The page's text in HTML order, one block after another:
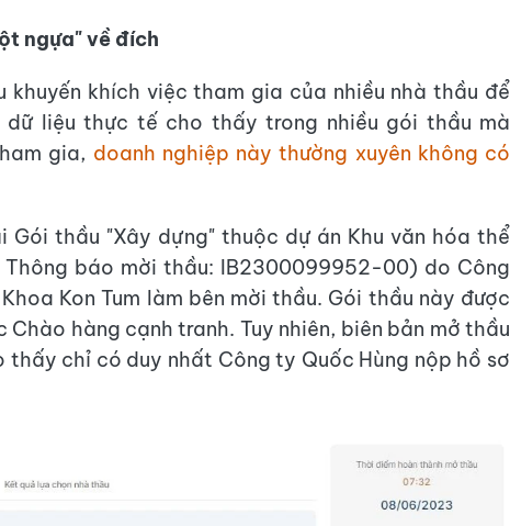
ngựa" về đích
khuyến khích việc tham gia của nhiều nhà thầu để
liệu thực tế cho thấy trong nhiều gói thầu mà
gia, doanh nghiệp này thường xuyên không có
Gói thầu "Xây dựng" thuộc dự án Khu văn hóa thể
báo mời thầu: IB2300099952-00) do Công
Kon Tum làm bên mời thầu. Gói thầu này được
hàng cạnh tranh. Tuy nhiên, biên bản mở thầu
chỉ có duy nhất Công ty Quốc Hùng nộp hồ sơ